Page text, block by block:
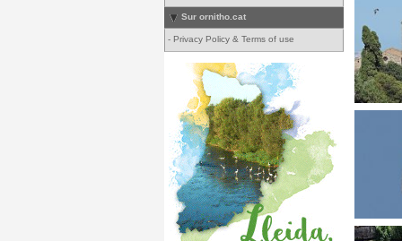
Sur ornitho.cat
- Privacy Policy & Terms of use